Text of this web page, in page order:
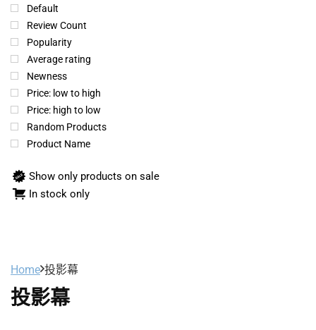
Default
Review Count
Popularity
Average rating
Newness
Price: low to high
Price: high to low
Random Products
Product Name
Show only products on sale
In stock only
Home 投影幕
投影幕